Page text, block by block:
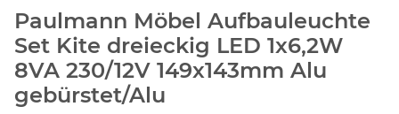
Paulmann Möbel Aufbauleuchte
Set Kite dreieckig LED 1x6,2W
8VA 230/12V 149x143mm Alu
gebürstet/Alu